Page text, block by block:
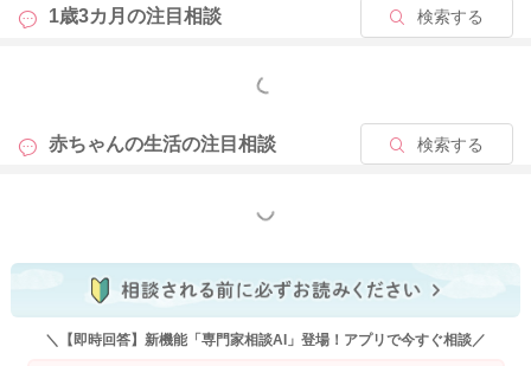
もあると思います。
理由がどうであれば、止められるだけで泣いてしまうことはあ
と、誰かを傷つけてしまうようなことはしっかりといけないと
その繰り返しによって、他のお子さん、親御さんとも関わって
い人との関わりが増えていき、戸惑いますよね。
1歳3カ月の注目相談 検索する
もっと見る
赤ちゃんの生活の注目相談 検索する
もっと見る
＼【即時回答】新機能「専門家相談AI」登場！アプリで今すぐ相談／